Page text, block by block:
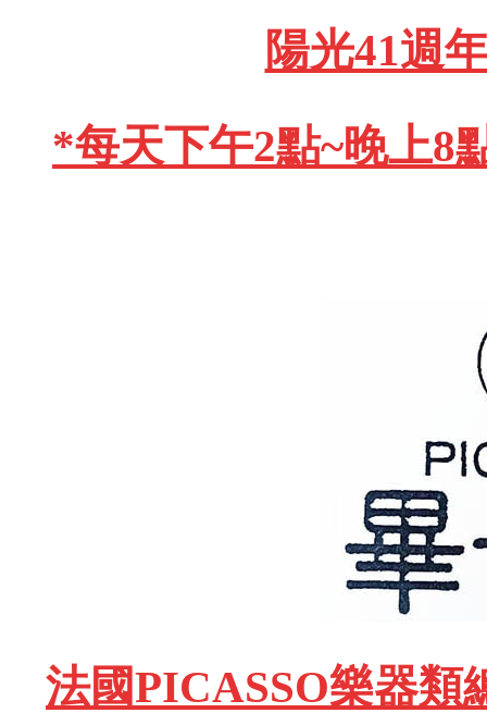
陽光41週
*每天下午2點~晚上8
法國PICASSO樂器